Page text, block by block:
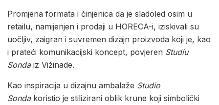
Promjena formata i činjenica da je sladoled osim u
retailu, namijenjen i prodaji u HORECA-i, iziskivali su
uočljiv, zaigran i suvremen dizajn proizvoda koji je, kao
i prateći komunikacijski koncept, povjeren Studiu
Sondaiz Vižinade.
Kao inspiracija u dizajnu ambalaže Studio
Sondakoristio je stilizirani oblik krune koji simbolički